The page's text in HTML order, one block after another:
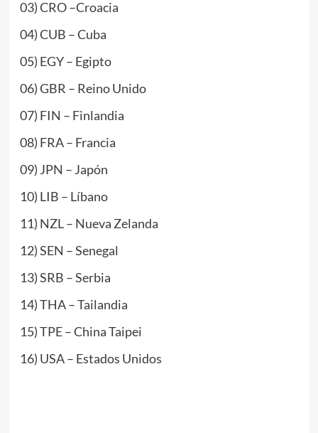
03) CRO –Croacia
04) CUB – Cuba
05) EGY – Egipto
06) GBR – Reino Unido
07) FIN – Finlandia
08) FRA – Francia
09) JPN – Japón
10) LIB – Líbano
11) NZL – Nueva Zelanda
12) SEN – Senegal
13) SRB – Serbia
14) THA – Tailandia
15) TPE – China Taipei
16) USA – Estados Unidos